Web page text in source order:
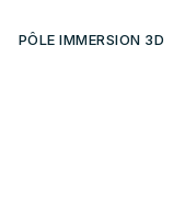
PÔLE IMMERSION 3D